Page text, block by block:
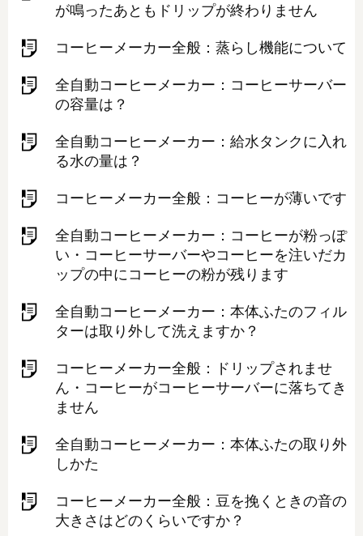
が鳴ったあともドリップが終わりません
コーヒーメーカー全般：蒸らし機能について
全自動コーヒーメーカー：コーヒーサーバー
の容量は？
全自動コーヒーメーカー：給水タンクに入れ
る水の量は？
コーヒーメーカー全般：コーヒーが薄いです
全自動コーヒーメーカー：コーヒーが粉っぽ
い・コーヒーサーバーやコーヒーを注いだカ
ップの中にコーヒーの粉が残ります
全自動コーヒーメーカー：本体ふたのフィル
ターは取り外して洗えますか？
コーヒーメーカー全般：ドリップされませ
ん・コーヒーがコーヒーサーバーに落ちてき
ません
全自動コーヒーメーカー：本体ふたの取り外
しかた
コーヒーメーカー全般：豆を挽くときの音の
大きさはどのくらいですか？